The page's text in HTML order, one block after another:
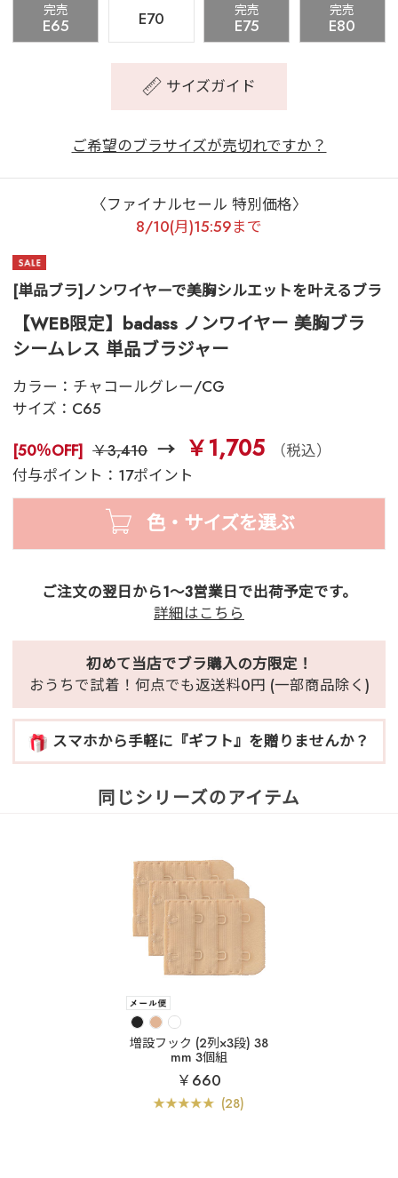
完売
E65 E70 完売
E75
完売
E80
サイズガイド
ご希望のブラサイズが売切れですか？
〈ファイナルセール 特別価格〉
8/10(月)15:59まで
[単品ブラ]ノンワイヤーで美胸シルエットを叶えるブラ
【WEB限定】badass ノンワイヤー 美胸ブラ
シームレス 単品ブラジャー
カラー： チャコールグレー/CG
サイズ： C65
[50％OFF] ￥3,410 ￥1,705
（税込）
付与ポイント：17ポイント
色・サイズを選ぶ
ご注文の翌日から1～3営業日で出荷予定です。
詳細はこちら
初めて当店でブラ購入の方限定！
おうちで試着！何点でも返送料0円 (一部商品除く)
スマホから手軽に『ギフト』を贈りませんか？
同じシリーズのアイテム
増設フック (2列×3段) 38
mm 3個組
￥660
(28)